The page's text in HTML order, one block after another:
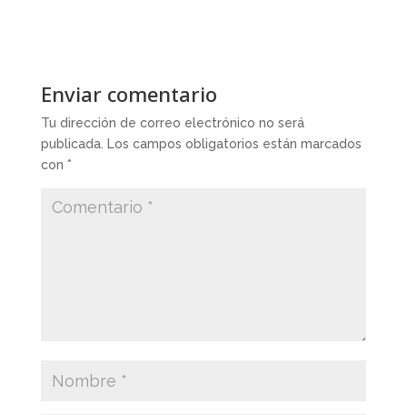
Enviar comentario
Tu dirección de correo electrónico no será
publicada. Los campos obligatorios están marcados
con *